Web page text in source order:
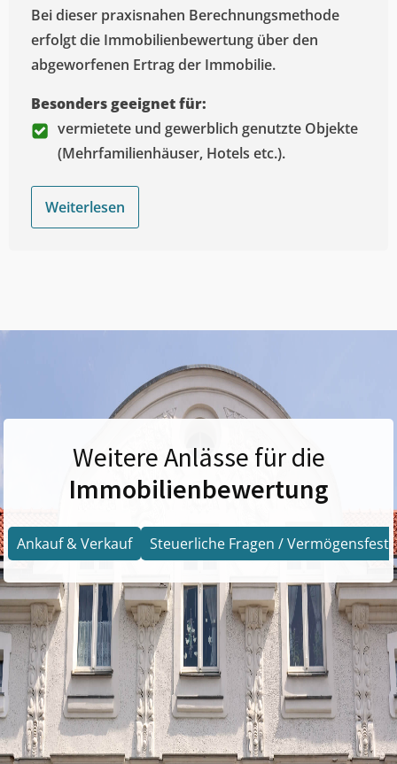
Bei dieser praxisnahen Berechnungsmethode
erfolgt die Immobilienbewertung über den
abgeworfenen Ertrag der Immobilie.
Besonders geeignet für:
vermietete und gewerblich genutzte Objekte
(Mehrfamilienhäuser, Hotels etc.).
Weiterlesen
Weitere Anlässe für die
Immobilienbewertung
Ankauf & Verkauf Steuerliche Fragen /